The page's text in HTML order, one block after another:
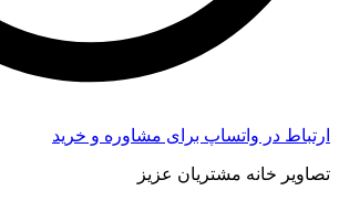
ارتباط در واتساپ برای مشاوره و خرید
تصاویر خانه مشتریان عزیز